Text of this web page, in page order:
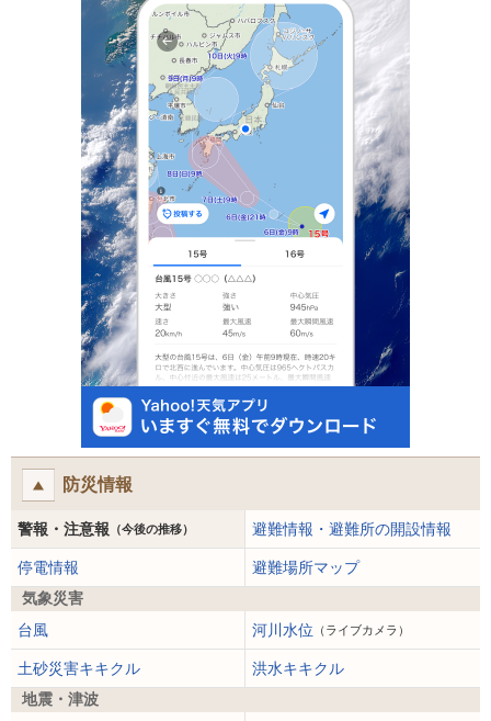
防災情報
警報・注意報 （今後の推移） 避難情報・避難所の開設情報
停電情報
避難場所マップ
気象災害
台風
河川水位 （ライブカメラ）
土砂災害キキクル
洪水キキクル
地震・津波